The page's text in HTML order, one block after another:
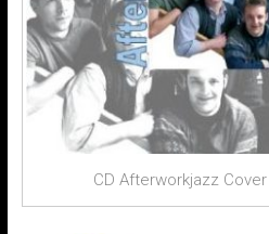
CD Afterworkjazz Cover